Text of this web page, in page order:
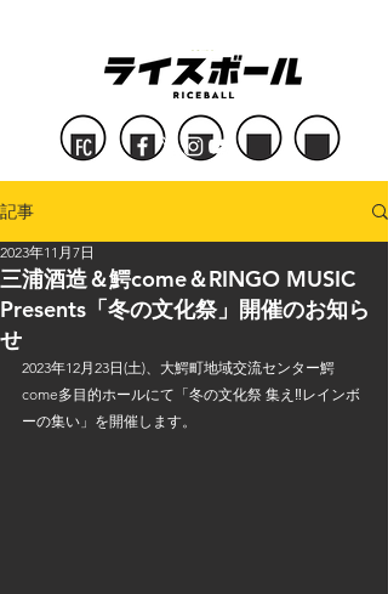
FC
記事
三浦酒造＆鰐come＆RINGO MUSIC
Presents「冬の文化祭」開催のお知ら
せ
2023年11月7日
2023年12月23日(土)、大鰐町地域交流センター鰐
come多目的ホールにて「冬の文化祭 集え‼レインボ
ーの集い」を開催します。